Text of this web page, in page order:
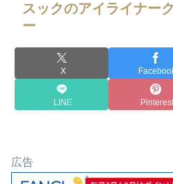
スックのアイライナー
ー
X
LINE Pinterest
広告